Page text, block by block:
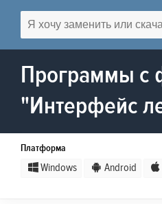
Программы с
"Интерфейс
Платформа
Windows Android